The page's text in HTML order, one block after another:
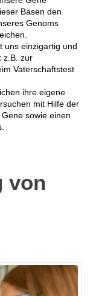
Basen den
Genoms
uns einzigartig und
z.B. zur
Vaterschaftstest
ihre eigene
mit Hilfe der
sowie einen
von